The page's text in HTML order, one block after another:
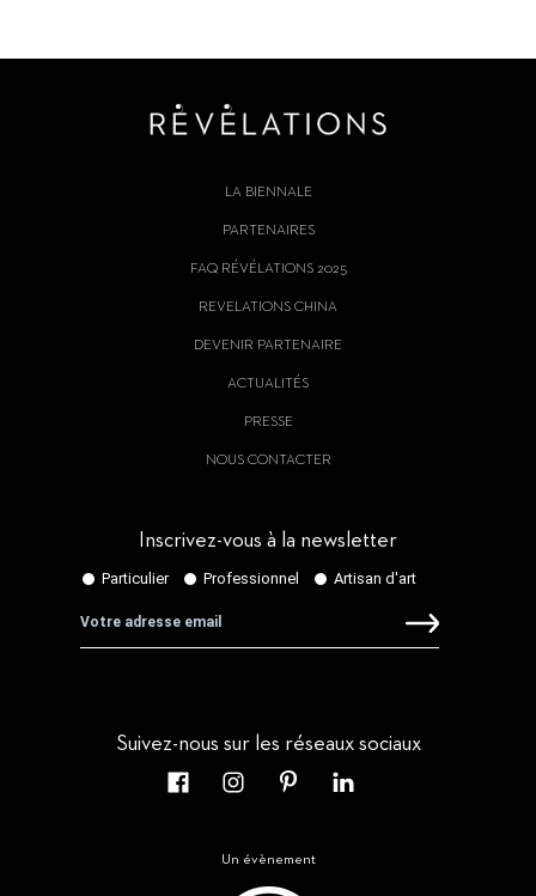
LA BIENNALE
PARTENAIRES
FAQ RÉVÉLATIONS 2025
REVELATIONS CHINA
DEVENIR PARTENAIRE
ACTUALITÉS
PRESSE
NOUS CONTACTER
Inscrivez-vous à la newsletter
Suivez-nous sur les réseaux sociaux
Un évènement